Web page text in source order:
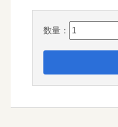
数量：